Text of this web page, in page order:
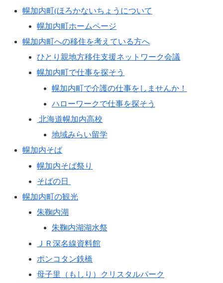
幌加内町(ほろかないちょうについて
幌加内町ホームページ
幌加内町への移住を考えている方へ
ひとり親地方移住支援ネットワーク会議
幌加内町で仕事を探そう
幌加内町で介護の仕事をしませんか！
ハローワークで仕事を探そう
北海道幌加内高校
地域みらい留学
幌加内そば
幌加内そば祭り
そばの日
幌加内町の観光
朱鞠内湖
朱鞠内湖湖水祭
ＪＲ深名線資料館
ポンコタン鉄橋
母子里（もしり）クリスタルパーク